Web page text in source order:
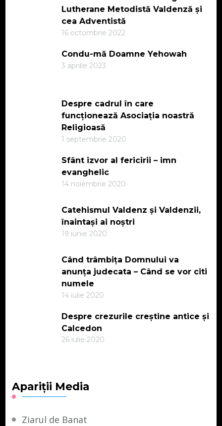
Lutherane Metodistă Valdenză și
cea Adventistă
16 octombrie 2022
Condu-mă Doamne Yehowah
3 aprilie 2023
Despre cadrul în care
funcționează Asociația noastră
Religioasă
1 septembrie 2020
Sfânt izvor al fericirii – imn
evanghelic
14 noiembrie 2020
Catehismul Valdenz și Valdenzii,
înaintași ai noștri
19 iunie 2020
Când trâmbița Domnului va
anunța judecata – Când se vor citi
numele
14 iulie 2020
Despre crezurile creștine antice și
Calcedon
26 iulie 2020
Apariții Media
Ziarul de Banat